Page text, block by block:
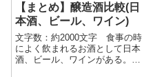
【まとめ】醸造酒比較(日
本酒、ビール、ワイン)
文字数：約2000文字 食事の時
によく飲まれるお酒として日本
酒、ビール、ワインがある。こ